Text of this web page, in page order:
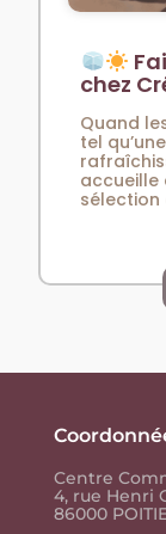
chez
Quand
tel
accueille
sélection
Centre
4, rue Henri
86000